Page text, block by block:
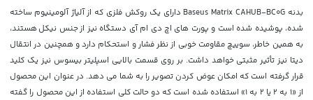
بدنه Baseus Matrix CAHUB-BC0G دارای یک روکش فلزی که از آلیاژ آلومینیوم ساخته
شده، پوشیده شده است و پورت های اچ دی ام آی دستگاه نیز از جنس نیکل هستند،
به همین خاطر، سوییچ مقاومت خوبی از نظر فشار و استحکام دارد و همچنین در انتقال
دیتا نیز تأثیر مثبتی خواهد داشت. بر روی قسمت بالایی اسپلیتر بیسوس نیز یک کلید
قرار گرفته است که امکان عوض کردن تصویر را به شما می دهد. در عنوان این محصول
از «1 به 2 یا 2 به 1» استفاده شده است که دو حالت کلی استفاده از این محصول را گفته